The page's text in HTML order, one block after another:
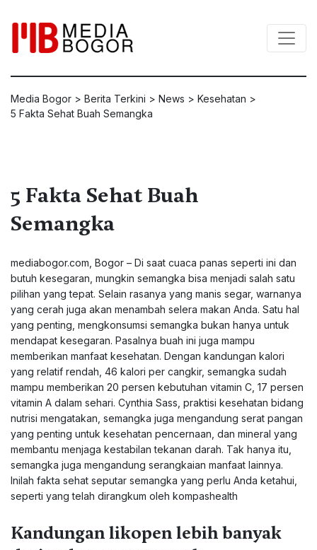
Media Bogor > Berita Terkini > News > Kesehatan >
5 Fakta Sehat Buah Semangka
5 Fakta Sehat Buah
Semangka
mediabogor.com, Bogor – Di saat cuaca panas seperti ini dan
butuh kesegaran, mungkin semangka bisa menjadi salah satu
pilihan yang tepat. Selain rasanya yang manis segar, warnanya
yang cerah juga akan menambah selera makan Anda. Satu hal
yang penting, mengkonsumsi semangka bukan hanya untuk
mendapat kesegaran. Pasalnya buah ini juga mampu
memberikan manfaat kesehatan. Dengan kandungan kalori
yang relatif rendah, 46 kalori per cangkir, semangka sudah
mampu memberikan 20 persen kebutuhan vitamin C, 17 persen
vitamin A dalam sehari. Cynthia Sass, praktisi kesehatan bidang
nutrisi mengatakan, semangka juga mengandung serat pangan
yang penting untuk kesehatan pencernaan, dan mineral yang
membantu menjaga kestabilan tekanan darah. Tak hanya itu,
semangka juga mengandung serangkaian manfaat lainnya.
Inilah fakta sehat seputar semangka yang perlu Anda ketahui,
seperti yang telah dirangkum oleh kompashealth
Kandungan likopen lebih banyak